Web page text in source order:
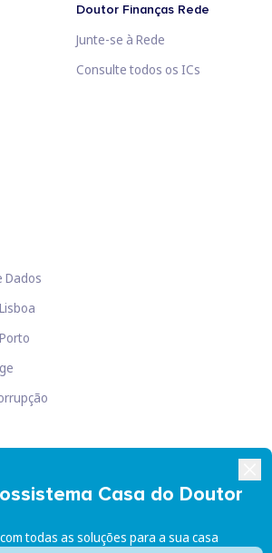
Casa do Doutor
todas as soluções para a sua casa
Doutor Finanças Rede
Junte-se à Rede
Consulte todos os ICs
Dados